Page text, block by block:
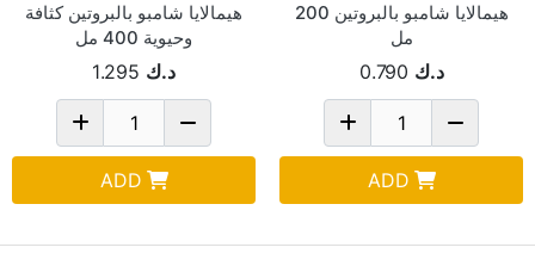
هيمالايا شامبو بالبروتين 200
مل
د.ك 0.790
ADD
هيمالايا شامبو بالبروتين كثافة
وحيوية 400 مل
د.ك 1.295
ADD